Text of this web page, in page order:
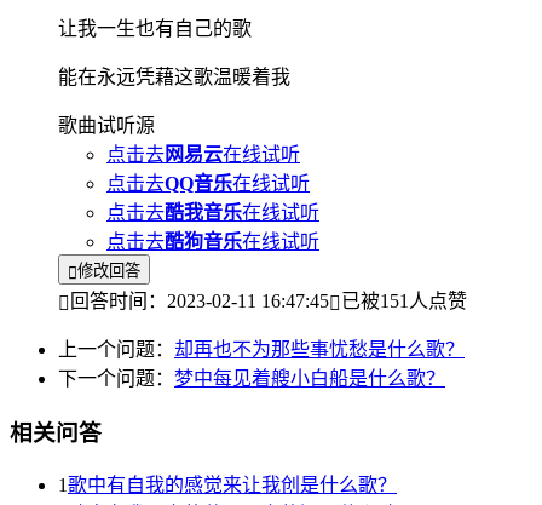
让我一生也有自己的歌
能在永远凭藉这歌温暖着我
歌曲试听源
点击去网易云在线试听
点击去QQ音乐在线试听
点击去酷我音乐在线试听
点击去酷狗音乐在线试听
修改回答
回答时间：2023-02-11 16:47:45 已被151人点赞
上一个问题： 却再也不为那些事忧愁是什么歌？
下一个问题： 梦中每见着艘小白船是什么歌？
相关问答
1歌中有自我的感觉来让我创是什么歌？